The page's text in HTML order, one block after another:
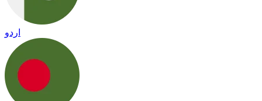
اردو